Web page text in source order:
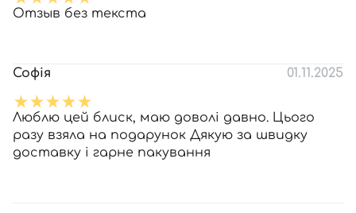
Отзыв без текста
Софія 01.11.2025
Люблю цей блиск, маю доволі давно. Цього
разу взяла на подарунок Дякую за швидку
доставку і гарне пакування